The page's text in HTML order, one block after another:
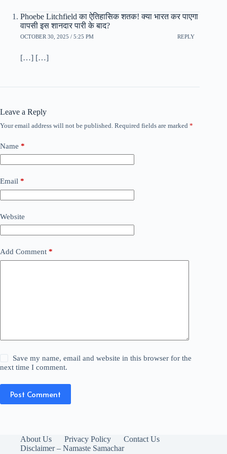
Phoebe Litchfield का ऐतिहासिक शतक! क्या भारत कर पाएगा
वापसी इस शानदार पारी के बाद?
OCTOBER 30, 2025 / 5:25 PM REPLY
[…] […]
Leave a Reply
Your email address will not be published. Required fields are marked *
Name *
Email *
Website
Add Comment *
Save my name, email and website in this browser for the
next time I comment.
Post Comment
About Us Privacy Policy
Contact Us
Disclaimer – Namaste Samachar